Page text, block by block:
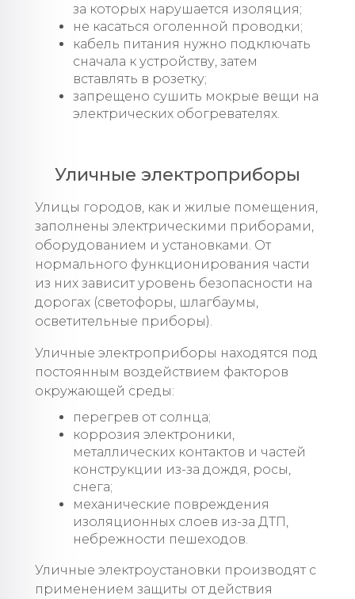
за которых нарушается изоляция;
не касаться оголенной проводки;
кабель питания нужно подключать
сначала к устройству, затем
вставлять в розетку;
запрещено сушить мокрые вещи на
электрических обогревателях.
Уличные электроприборы
Улицы городов, как и жилые помещения,
заполнены электрическими приборами,
оборудованием и установками. От
нормального функционирования части
из них зависит уровень безопасности на
дорогах (светофоры, шлагбаумы,
осветительные приборы).
Уличные электроприборы находятся под
постоянным воздействием факторов
окружающей среды:
перегрев от солнца;
коррозия электроники,
металлических контактов и частей
конструкции из-за дождя, росы,
снега;
механические повреждения
изоляционных слоев из-за ДТП,
небрежности пешеходов.
Уличные электроустановки производят с
применением защиты от действия